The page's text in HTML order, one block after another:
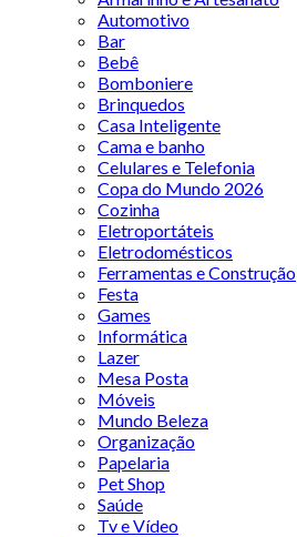
Automotivo
Bar
Bebê
Bomboniere
Brinquedos
Casa Inteligente
Cama e banho
Celulares e Telefonia
Copa do Mundo 2026
Cozinha
Eletroportáteis
Eletrodomésticos
Ferramentas e Construção
Festa
Games
Informática
Lazer
Mesa Posta
Móveis
Mundo Beleza
Organização
Papelaria
Pet Shop
Saúde
Tv e Vídeo